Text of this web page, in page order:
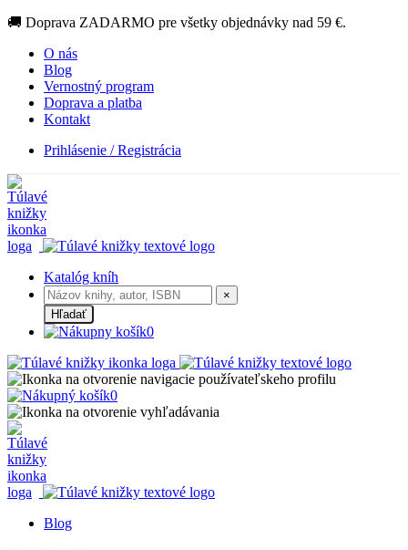
🚚 Doprava ZADARMO pre všetky objednávky nad 59 €.
O nás
Blog
Vernostný program
Doprava a platba
Kontakt
Prihlásenie / Registrácia
Katalóg kníh
×
Hľadať
0
0
Blog